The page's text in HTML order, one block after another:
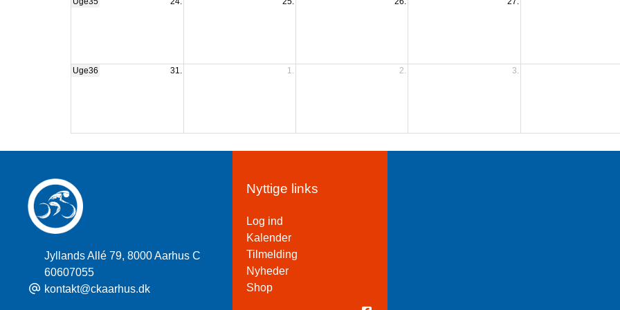
Uge36 31. 1. 2. 3.
Jyllands Allé 79, 8000 Aarhus C
60607055
kontakt@ckaarhus.dk
Nyttige links
Log ind
Kalender
Tilmelding
Nyheder
Shop